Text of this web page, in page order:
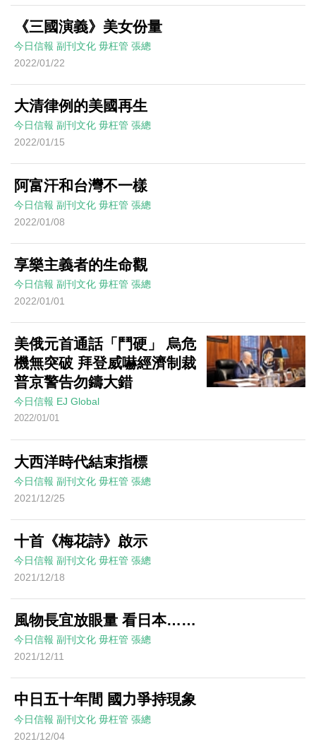
《三國演義》美女份量
今日信報 副刊文化 毋枉管 張總
2022/01/22
大清律例的美國再生
今日信報 副刊文化 毋枉管 張總
2022/01/15
阿富汗和台灣不一樣
今日信報 副刊文化 毋枉管 張總
2022/01/08
享樂主義者的生命觀
今日信報 副刊文化 毋枉管 張總
2022/01/01
美俄元首通話「鬥硬」 烏危
機無突破 拜登威嚇經濟制裁
普京警告勿鑄大錯
今日信報 EJ Global
2022/01/01
大西洋時代結束指標
今日信報 副刊文化 毋枉管 張總
2021/12/25
十首《梅花詩》啟示
今日信報 副刊文化 毋枉管 張總
2021/12/18
風物長宜放眼量 看日本……
今日信報 副刊文化 毋枉管 張總
2021/12/11
中日五十年間 國力爭持現象
今日信報 副刊文化 毋枉管 張總
2021/12/04